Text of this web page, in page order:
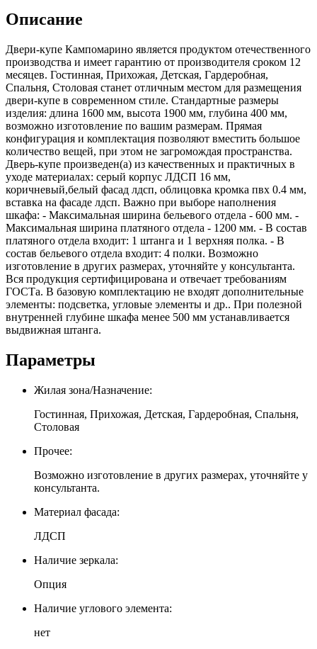
Описание
Двери-купе Кампомарино является продуктом отечественного
производства и имеет гарантию от производителя сроком 12
месяцев. Гостинная, Прихожая, Детская, Гардеробная,
Спальня, Столовая станет отличным местом для размещения
двери-купе в современном стиле. Стандартные размеры
изделия: длина 1600 мм, высота 1900 мм, глубина 400 мм,
возможно изготовление по вашим размерам. Прямая
конфигурация и комплектация позволяют вместить большое
количество вещей, при этом не загромождая пространства.
Дверь-купе произведен(а) из качественных и практичных в
уходе материалах: серый корпус ЛДСП 16 мм,
коричневый,белый фасад лдсп, облицовка кромка пвх 0.4 мм,
вставка на фасаде лдсп. Важно при выборе наполнения
шкафа: - Максимальная ширина бельевого отдела - 600 мм. -
Максимальная ширина платяного отдела - 1200 мм. - В состав
платяного отдела входит: 1 штанга и 1 верхняя полка. - В
состав бельевого отдела входит: 4 полки. Возможно
изготовление в других размерах, уточняйте у консультанта.
Вся продукция сертифицирована и отвечает требованиям
ГОСТа. В базовую комплектацию не входят дополнительные
элементы: подсветка, угловые элементы и др.. При полезной
внутренней глубине шкафа менее 500 мм устанавливается
выдвижная штанга.
Параметры
Жилая зона/Назначение:
Гостинная, Прихожая, Детская, Гардеробная, Спальня,
Столовая
Прочее:
Возможно изготовление в других размерах, уточняйте у
консультанта.
Материал фасада:
ЛДСП
Наличие зеркала:
Опция
Наличие углового элемента:
нет